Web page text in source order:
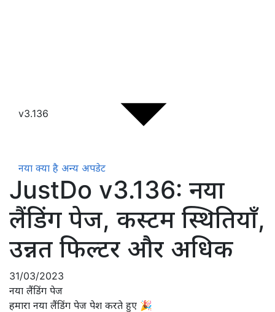
v3.136
नया क्या है अन्य अपडेट
JustDo v3.136: नया
लैंडिंग पेज, कस्टम स्थितियाँ,
उन्नत फिल्टर और अधिक
31/03/2023
नया लैंडिंग पेज
हमारा नया लैंडिंग पेज पेश करते हुए 🎉